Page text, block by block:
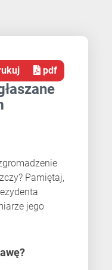
pdf
Pamiętaj,
jego